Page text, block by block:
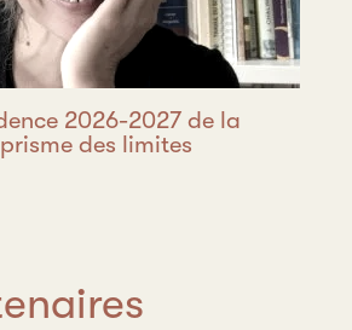
2026-2027 de la
des limites